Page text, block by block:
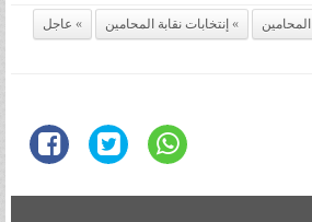
المحامين إنتخابات نقابة المحامين
عاجل